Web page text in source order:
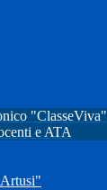
"ClasseViva"
e ATA